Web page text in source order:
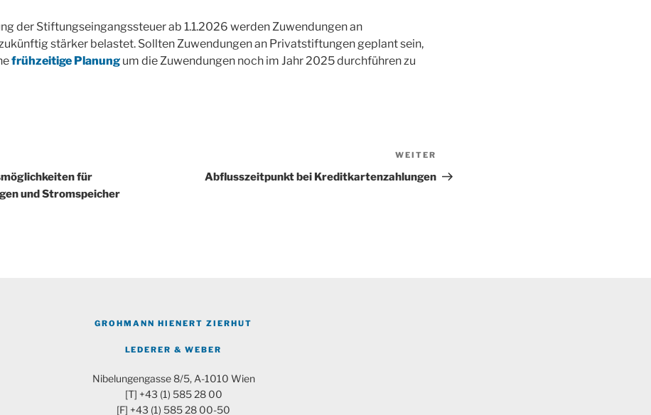
der Stiftungseingangssteuer ab 1.1.2026 werden Zuwendungen an
stärker belastet. Sollten Zuwendungen an Privatstiftungen geplant sein,
frühzeitige Planung um die Zuwendungen noch im Jahr 2025 durchführen zu
für
und Stromspeicher
Beitrag
WEITER
Abflusszeitpunkt bei Kreditkartenzahlungen
GROHMANN HIENERT ZIERHUT
LEDERER & WEBER
Nibelungengasse 8/5, A-1010 Wien
[T] +43 (1) 585 28 00
[F] +43 (1) 585 28 00-50